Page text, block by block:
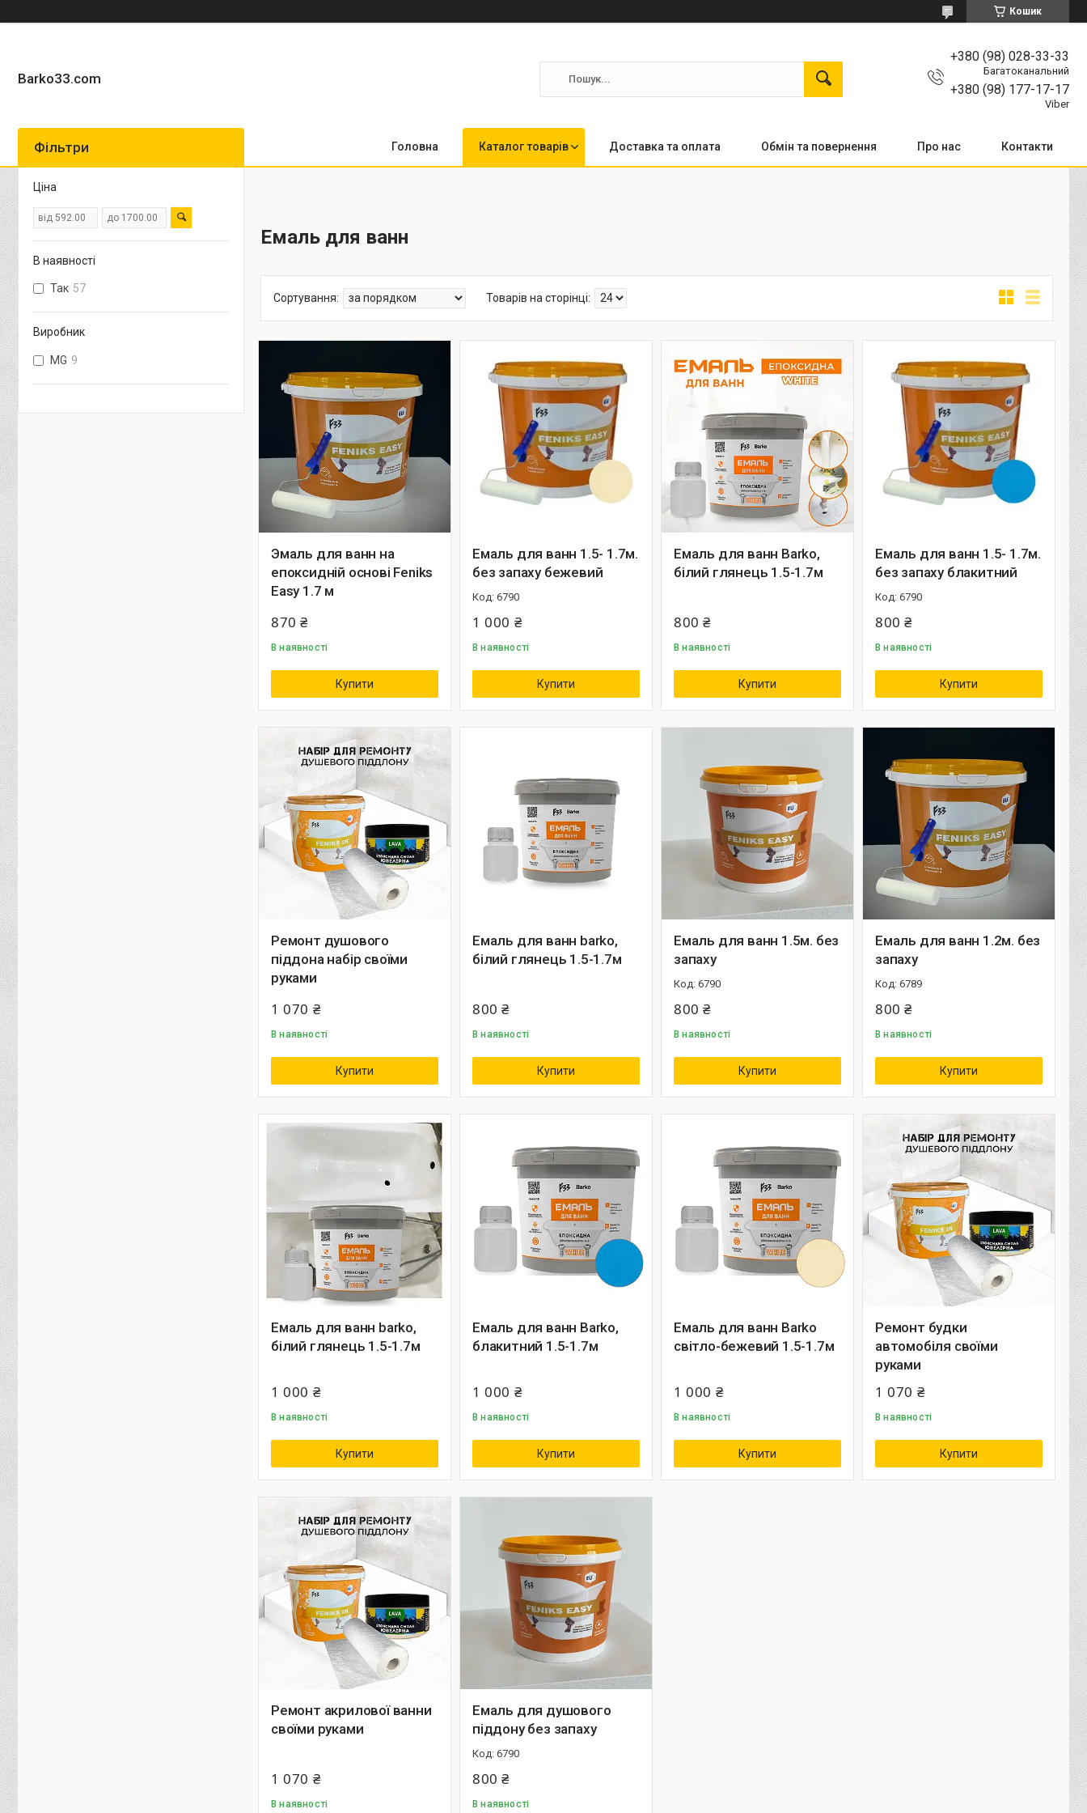
Кошик
Barko33.com
+380 (98) 028-33-33
Багатоканальний
+380 (98) 177-17-17
Viber
Головна Каталог товарів Доставка та оплата Обмін та повернення Про нас Контакти
Емаль для ванн
Эмаль для ванн на
епоксидній основі Feniks
Easy 1.7 м
870 ₴
В наявності
Купити
Емаль для ванн 1.5- 1.7м.
без запаху бежевий
6790
1 000 ₴
В наявності
Купити
Емаль для ванн Barko,
білий глянець 1.5-1.7м
800 ₴
В наявності
Купити
Емаль для ванн 1.5- 1.7м.
без запаху блакитний
6790
800 ₴
В наявності
Купити
Ремонт душового
піддона набір своїми
руками
1 070 ₴
В наявності
Купити
Емаль для ванн barko,
білий глянець 1.5-1.7м
800 ₴
В наявності
Купити
Емаль для ванн 1.5м. без
запаху
6790
800 ₴
В наявності
Купити
Емаль для ванн 1.2м. без
запаху
6789
800 ₴
В наявності
Купити
Емаль для ванн barko,
білий глянець 1.5-1.7м
1 000 ₴
В наявності
Купити
Емаль для ванн Barko,
блакитний 1.5-1.7м
1 000 ₴
В наявності
Купити
Емаль для ванн Barko
світло-бежевий 1.5-1.7м
1 000 ₴
В наявності
Купити
Ремонт будки
автомобіля своїми
руками
1 070 ₴
В наявності
Купити
Ремонт акрилової ванни
своїми руками
1 070 ₴
В наявності
Емаль для душового
піддону без запаху
6790
800 ₴
В наявності
Фільтри
Ціна
В наявності
Так 57
Виробник
MG 9